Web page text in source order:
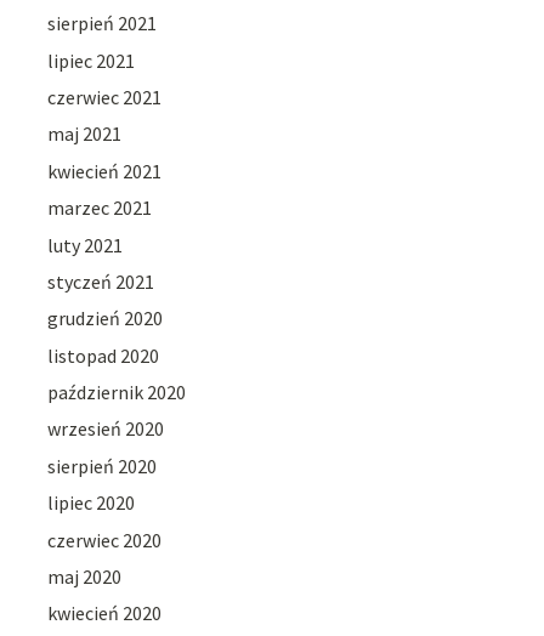
sierpień 2021
lipiec 2021
czerwiec 2021
maj 2021
kwiecień 2021
marzec 2021
luty 2021
styczeń 2021
grudzień 2020
listopad 2020
październik 2020
wrzesień 2020
sierpień 2020
lipiec 2020
czerwiec 2020
maj 2020
kwiecień 2020